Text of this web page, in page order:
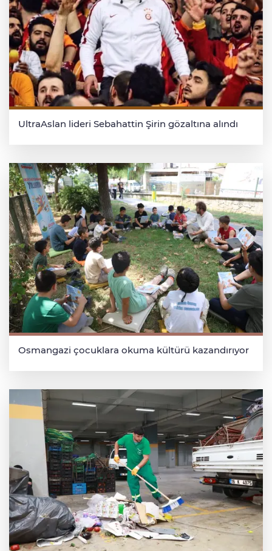
UltraAslan lideri Sebahattin Şirin gözaltına alındı
Osmangazi çocuklara okuma kültürü kazandırıyor